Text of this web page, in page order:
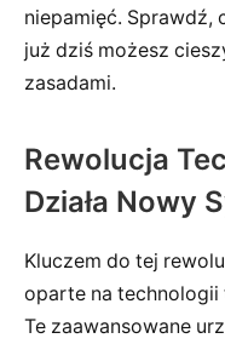
niepamięć. Sprawdź,
już dziś możesz
zasadami.
Rewolucja
Działa Nowy
Kluczem do tej
oparte na
Te zaawansowane